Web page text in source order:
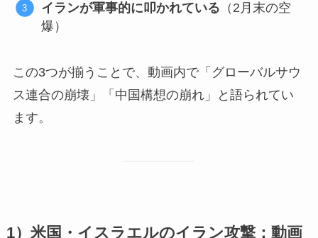
イランが軍事的に叩かれている （2月末の空
爆）
この3つが揃うことで、動画内で「グローバルサウ
ス連合の崩壊」「中国構想の崩れ」と語られてい
ます。
1）米国・イスラエルのイラン攻撃：動画